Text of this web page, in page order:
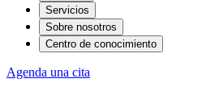
Servicios
Sobre nosotros
Centro de conocimiento
Agenda una cita